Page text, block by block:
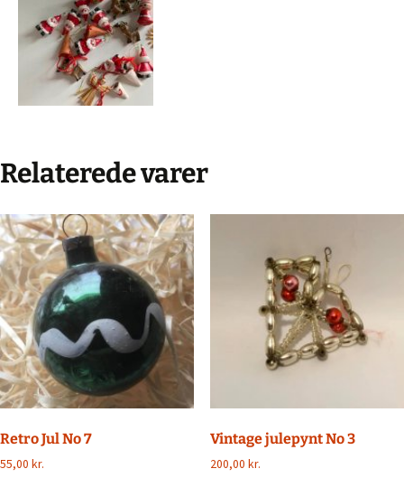
Relaterede varer
Retro Jul No 7
55,00 kr.
Vintage julepynt No 3
200,00 kr.